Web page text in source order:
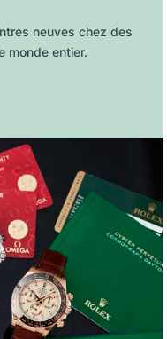
neuves chez des
monde entier.